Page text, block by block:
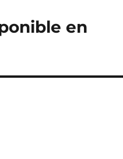
en